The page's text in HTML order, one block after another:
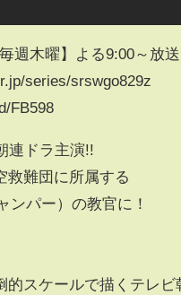
週木曜】よる9:00～放送
series/srswgo829z
FB598
連ドラ主演!!
救難団に所属する
ンパー）の教官に！
的スケールで描くテレビ